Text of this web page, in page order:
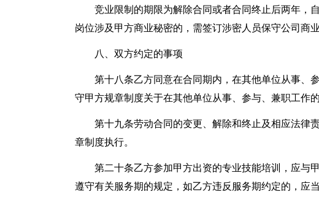
竞业限制的期限为解除合同或者合同终止后两年，
岗位涉及甲方商业秘密的，需签订涉密人员保守公司商
八、双方约定的事项
第十八条乙方同意在合同期内，在其他单位从事、
守甲方规章制度关于在其他单位从事、参与、兼职工作的
第十九条劳动合同的变更、解除和终止及相应法律
章制度执行。
第二十条乙方参加甲方出资的专业技能培训，应与
遵守有关服务期的规定，如乙方违反服务期约定的，应